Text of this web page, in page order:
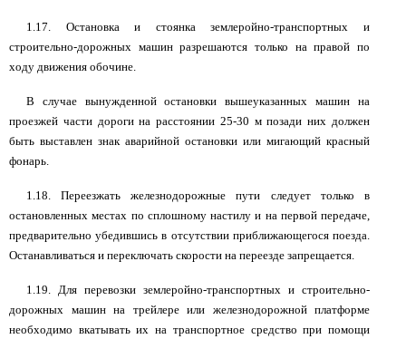
1.17. Остановка и стоянка землеройно-транспортных и
строительно-дорожных машин разрешаются только на правой по
ходу движения обочине.
В случае вынужденной остановки вышеуказанных машин на
проезжей части дороги на расстоянии 25-30 м позади них должен
быть выставлен знак аварийной остановки или мигающий красный
фонарь.
1.18. Переезжать железнодорожные пути следует только в
остановленных местах по сплошному настилу и на первой передаче,
предварительно убедившись в отсутствии приближающегося поезда.
Останавливаться и переключать скорости на переезде запрещается.
1.19. Для перевозки землеройно-транспортных и строительно-
дорожных машин на трейлере или железнодорожной платформе
необходимо вкатывать их на транспортное средство при помощи